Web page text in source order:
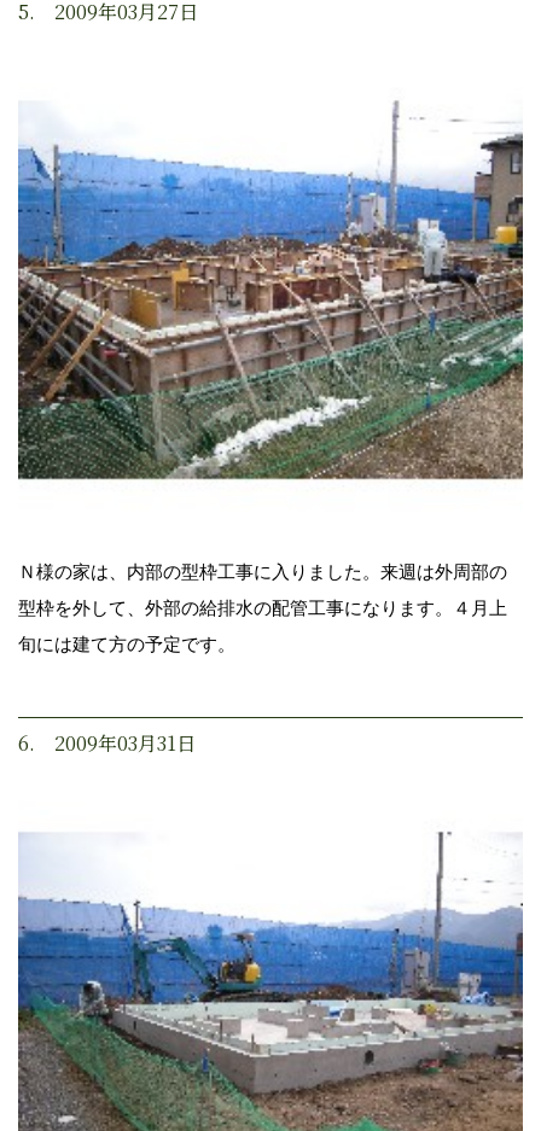
5. 2009年03月27日
Ｎ様の家は、内部の型枠工事に入りました。来週は外周部の
型枠を外して、外部の給排水の配管工事になります。４月上
旬には建て方の予定です。
6. 2009年03月31日